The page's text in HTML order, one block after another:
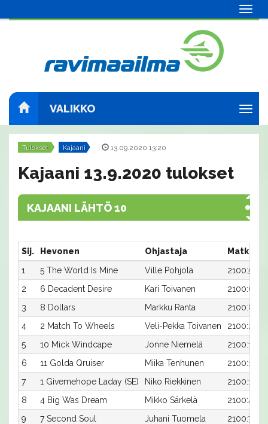
VALIKKO
Tulokset Kajaani 13.09.2020 13:20
Kajaani 13.9.2020 tulokset
KAJAANI LÄHTÖ 10
Sij. Hevonen Ohjastaja
1
5 The World Is Mine Ville Pohjola
2100:5
2
6 Decadent Desire Kari Toivanen
2100:6
3
8 Dollars Markku Ranta
2100:8
4
2 Match To Wheels Veli-Pekka Toivanen
2100:2
5
10 Mick Windcape Jonne Niemelä
2100:10
6
11 Golda Qruiser Miika Tenhunen
2100:11
7
1 Givemehope Laday (SE) Niko Riekkinen
2100:1
8
4 Big Was Dream Mikko Särkelä
2100:4
9
7 Second Soul Juhani Tuomela
2100:7